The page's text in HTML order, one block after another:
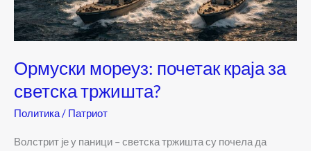
Ормуски мореуз: почетак краја за
светска тржишта?
Политика/ Патриот
Волстрит је у паници – светска тржишта су почела да